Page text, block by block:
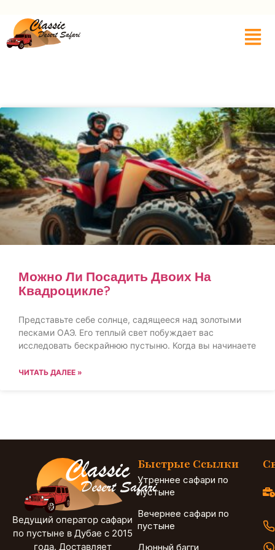
Можно Ли Посадить Двоих На
Квадроцикле?
Представьте себе солнце, садящееся над золотыми
песками ОАЭ. Его теплый свет побуждает вас
исследовать бескрайнюю пустыню. Когда вы начинаете
ЧИТАТЬ ДАЛЕЕ »
Ведущий оператор сафари
по пустыне в Дубае с 2015
года. Доставляет
Быстрые Ссылки
Утреннее сафари по
пустыне
Вечернее сафари по
пустыне
Дюнный багги